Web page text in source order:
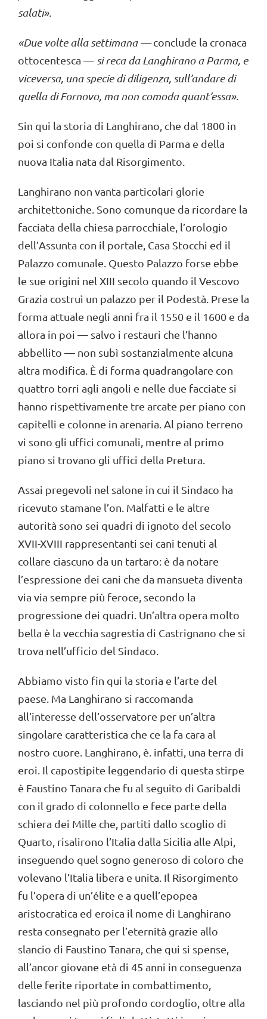
salati».
«Due volte alla settimana —conclude la cronaca
ottocentesca — si reca da Langhirano a Parma, e
viceversa, una specie di diligenza, sull’andare di
quella di Fornovo, ma non comoda quant’essa».
Sin qui la storia di Langhirano, che dal 1800 in
poi si confonde con quella di Parma e della
nuova Italia nata dal Risorgimento.
Langhirano non vanta particolari glorie
architettoniche. Sono comunque da ricordare la
facciata della chiesa parrocchiale, l’orologio
dell’Assunta con il portale, Casa Stocchi ed il
Palazzo comunale. Questo Palazzo forse ebbe
le sue origini nel XIII secolo quando il Vescovo
Grazia costruì un palazzo per il Podestà. Prese la
forma attuale negli anni fra il 1550 e il 1600 e da
allora in poi — salvo i restauri che l’hanno
abbellito — non subì sostanzialmente alcuna
altra modifica. È di forma quadrangolare con
quattro torri agli angoli e nelle due facciate si
hanno rispettivamente tre arcate per piano con
capitelli e colonne in arenaria. Al piano terreno
vi sono gli uffici comunali, mentre al primo
piano si trovano gli uffici della Pretura.
Assai pregevoli nel salone in cui il Sindaco ha
ricevuto stamane l’on. Malfatti e le altre
autorità sono sei quadri di ignoto del secolo
XVII-XVIII rappresentanti sei cani tenuti al
collare ciascuno da un tartaro: è da notare
l’espressione dei cani che da mansueta diventa
via via sempre più feroce, secondo la
progressione dei quadri. Un’altra opera molto
bella è la vecchia sagrestia di Castrignano che si
trova nell’ufficio del Sindaco.
Abbiamo visto fin qui la storia e l’arte del
paese. Ma Langhirano si raccomanda
all’interesse dell’osservatore per un’altra
singolare caratteristica che ce la fa cara al
nostro cuore. Langhirano, è. infatti, una terra di
eroi. Il capostipite leggendario di questa stirpe
è Faustino Tanara che fu al seguito di Garibaldi
con il grado di colonnello e fece parte della
schiera dei Mille che, partiti dallo scoglio di
Quarto, risalirono l’Italia dalla Sicilia alle Alpi,
inseguendo quel sogno generoso di coloro che
volevano l’Italia libera e unita. Il Risorgimento
fu l’opera di un’élite e a quell’epopea
aristocratica ed eroica il nome di Langhirano
resta consegnato per l’eternità grazie allo
slancio di Faustino Tanara, che qui si spense,
all’ancor giovane età di 45 anni in conseguenza
delle ferite riportate in combattimento,
lasciando nel più profondo cordoglio, oltre alla